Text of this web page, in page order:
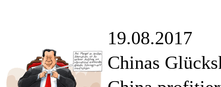
19.08.2017
Chinas